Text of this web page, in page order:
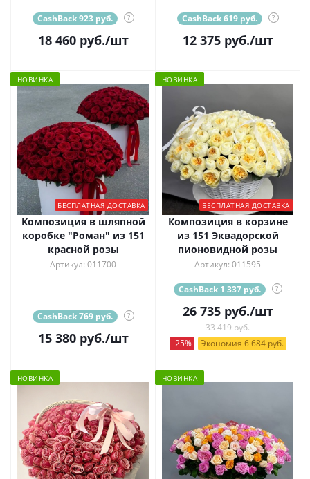
CashBack 923 руб. ?
18 460руб./шт
CashBack 619 руб. ?
12 375руб./шт
НОВИНКА
БЕСПЛАТНАЯ ДОСТАВКА
Композиция в шляпной
коробке "Роман" из 151
красной розы
Артикул: 011700
CashBack 769 руб. ?
15 380руб./шт
НОВИНКА
БЕСПЛАТНАЯ ДОСТАВКА
Композиция в корзине
из 151 Эквадорской
пионовидной розы
Артикул: 011595
CashBack 1 337 руб. ?
26 735руб./шт
33 419 руб.
-25%
Экономия 6 684 руб.
НОВИНКА НОВИНКА